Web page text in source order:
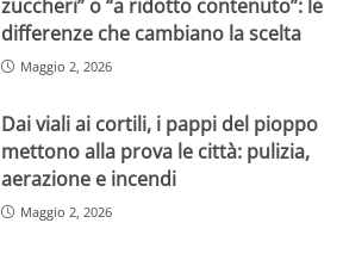
zuccheri” o “a ridotto contenuto”: le
differenze che cambiano la scelta
Maggio 2, 2026
Dai viali ai cortili, i pappi del pioppo
mettono alla prova le città: pulizia,
aerazione e incendi
Maggio 2, 2026